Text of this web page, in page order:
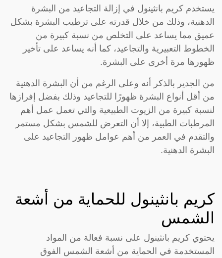
يستخدم كريم بانثينول في إزالة التجاعيد من البشرة
الدهنية، وذلك من خلال قدرته على ترطيب البشرة بشكل
عميق مما يساعد على التخلص من نسبة كبيرة من
الخطوط التعبيرية والتجاعيد، كما أنه يساعد على تأخير
ظهورها مرة أخرى على البشرة.
من الجدير بالذكر أنه وعلى الرغم من أن البشرة الدهنية
من أقل أنواع البشرة ظهورًا للتجاعيد وذلك بفضل إفرازها
لنسبة كبيرة من الزيوت الطبيعية والتي تعمل عمل أهم
المرطبات الطبية، إلا أن التعرض للشمس بشكل مستمر
والتقدم في العمر من أهم عوامل ظهور التجاعيد على
البشرة الدهنية.
كريم بانثينول للحماية من أشعة
الشمس
يحتوي كريم بانثينول على نسبة فعالة من المواد
المستخدمة في الحماية من أشعة الشمس الفوق